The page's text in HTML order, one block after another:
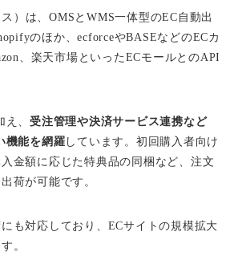
）は、OMSとWMS一体型のEC自動出
のほか、ecforceやBASEなどのECカ
、楽天市場といったECモールとのAPI
、 受注管理や決済サービス連携など
機能を網羅 しています。初回購入者向け
金額に応じた特典品の同梱など、注文
荷が可能です。
も対応しており、ECサイトの規模拡大
。